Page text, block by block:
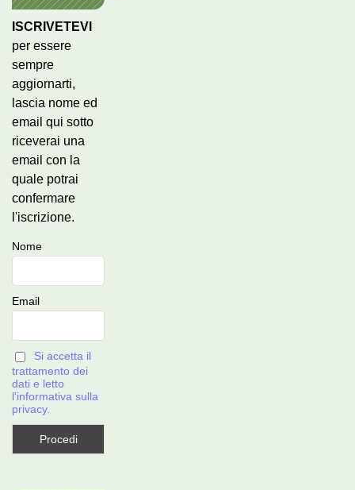
ISCRIVETEVI
per essere
sempre
aggiornarti,
lascia nome ed
email qui sotto
riceverai una
email con la
quale potrai
confermare
l'iscrizione.
Nome
Email
Si accetta il
trattamento dei
dati e letto
l'informativa sulla
privacy.